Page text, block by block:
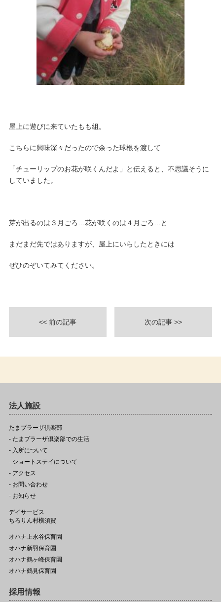
屋上に遊びに来ていたもも組。
こちらに興味深々だったので余った球根を渡して
「チューリップのお花が咲くんだよ」と伝えると、不思議そうに
していました。
芽が出るのは３月ごろ…花が咲くのは４月ごろ…と
まだまだ先ではありますが、屋上にいらしたときには
ぜひのぞいてみてください。
<< 前の記事 次の記事 >>
法人施設
たまプラーザ倶楽部
- たまプラーザ倶楽部での生活
- 入所について
- ショートステイについて
- アクセス
- お問い合わせ
- お知らせ
デイサービス
ちろりん村横須賀
オハナ上永谷保育園
オハナ新羽保育園
オハナ鶴ヶ峰保育園
オハナ鶴見保育園
採用情報